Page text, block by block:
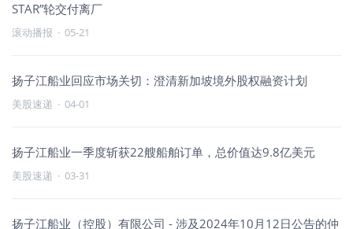
STAR”轮交付离厂
滚动播报 · 05-21
扬子江船业回应市场关切：澄清新加坡境外股权融资计划
美股速递 · 04-01
扬子江船业一季度斩获22艘船舶订单，总价值达9.8亿美元
美股速递 · 03-31
扬子江船业（控股）有限公司 - 涉及2024年10月12日公告的仲